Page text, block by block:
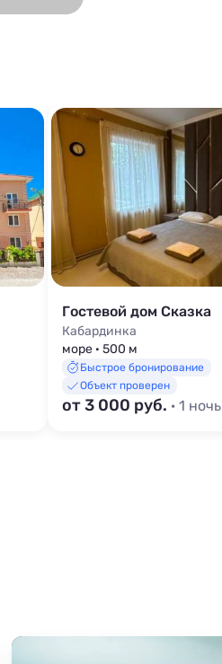
Гостевой дом Сказка
Кабардинка
море · 500 м
Быстрое бронирование
Объект проверен
от 3 000 руб. · 1 ночь